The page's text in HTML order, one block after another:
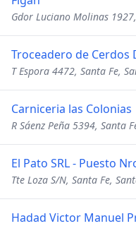
Gdor Luciano Molinas
Troceadero de Cerdos
T Espora 4472, Santa Fe,
Carniceria las Colonias
R Sáenz Peña 5394, Santa
El Pato SRL - Puesto
Tte Loza S/N, Santa Fe,
Hadad Victor Manuel